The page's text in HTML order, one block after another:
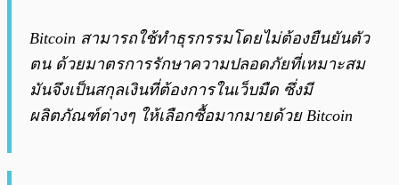
Bitcoin สามารถใช้ทำธุรกรรมโดยไม่ต้องยืนยันตัว
ตน ด้วยมาตรการรักษาความปลอดภัยที่เหมาะสม
มันจึงเป็นสกุลเงินที่ต้องการในเว็บมืด ซึ่งมี
ผลิตภัณฑ์ต่างๆ ให้เลือกซื้อมากมายด้วย Bitcoin